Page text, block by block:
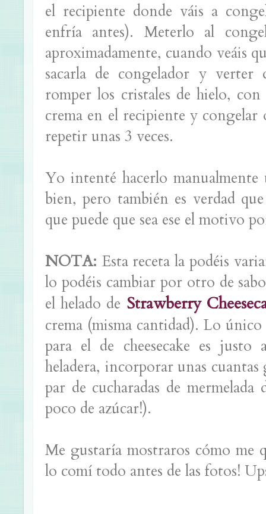
el recipiente donde váis a
enfría antes). Meterlo al
aproximadamente, cuando veáis
sacarla de congelador y
romper los cristales de hielo,
crema en el recipiente y congelar
repetir unas 3 veces.
Yo intenté hacerlo
bien, pero también es verdad
que puede que sea ese el motivo
NOTA: Esta receta la podéis
lo podéis cambiar por otro de
el helado de Strawberry
crema (misma cantidad). Lo
para el de cheesecake es
heladera, incorporar unas
par de cucharadas de
poco de azúcar!).
Me gustaría mostraros cómo me
lo comí todo antes de las fotos!